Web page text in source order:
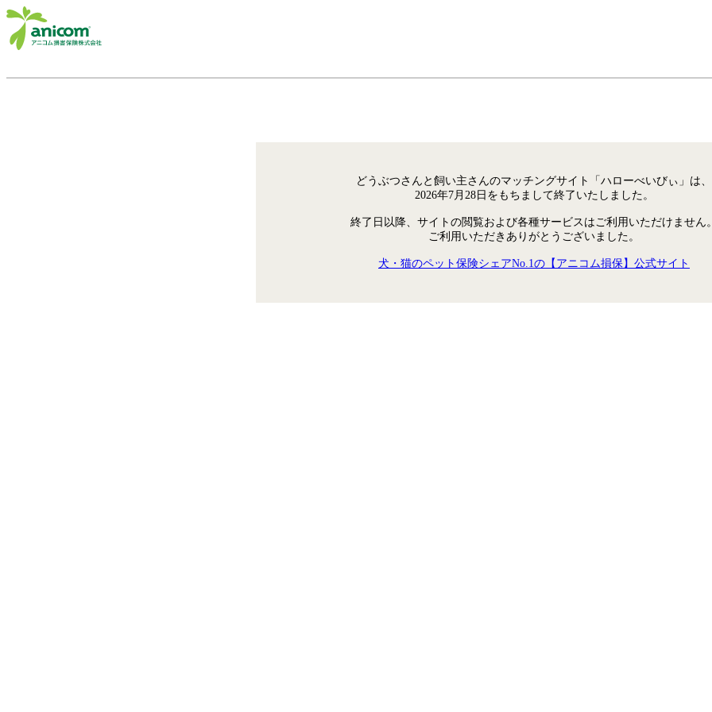
どうぶつさんと飼い主さんのマッチングサイト「ハローべいびぃ」は、
2026年7月28日をもちまして終了いたしました。
終了日以降、サイトの閲覧および各種サービスはご利用いただけません
ご利用いただきありがとうございました。
犬・猫のペット保険シェアNo.1の【アニコム損保】公式サイト